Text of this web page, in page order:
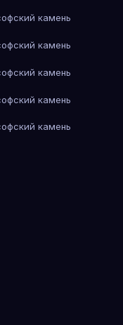
камень
камень
камень
камень
камень